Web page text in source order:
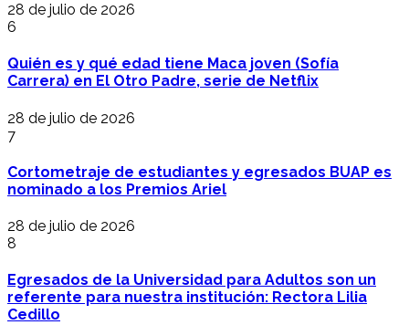
28 de julio de 2026
6
Quién es y qué edad tiene Maca joven (Sofía
Carrera) en El Otro Padre, serie de Netflix
28 de julio de 2026
7
Cortometraje de estudiantes y egresados BUAP es
nominado a los Premios Ariel
28 de julio de 2026
8
Egresados de la Universidad para Adultos son un
referente para nuestra institución: Rectora Lilia
Cedillo